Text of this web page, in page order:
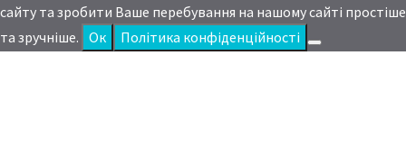
сайту та зробити Ваше перебування на нашому сайті простіше
та зручніше. Oк Політика конфіденційності